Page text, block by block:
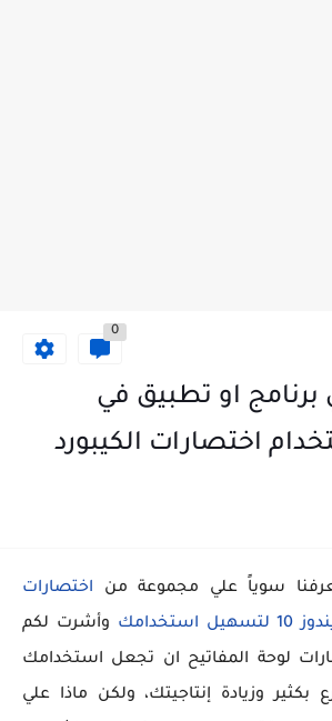
0
برنامج او تطبيق في
اختصارات الكيبورد
سوياً علي مجموعة من اختصارات
وأشرت لكم
لوحة المفاتيح ان تجعل استخدامك
وزيادة إنتاجيتك، ولكن ماذا علي